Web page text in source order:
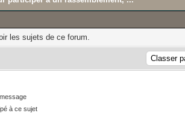
les sujets de ce forum.
à ce sujet